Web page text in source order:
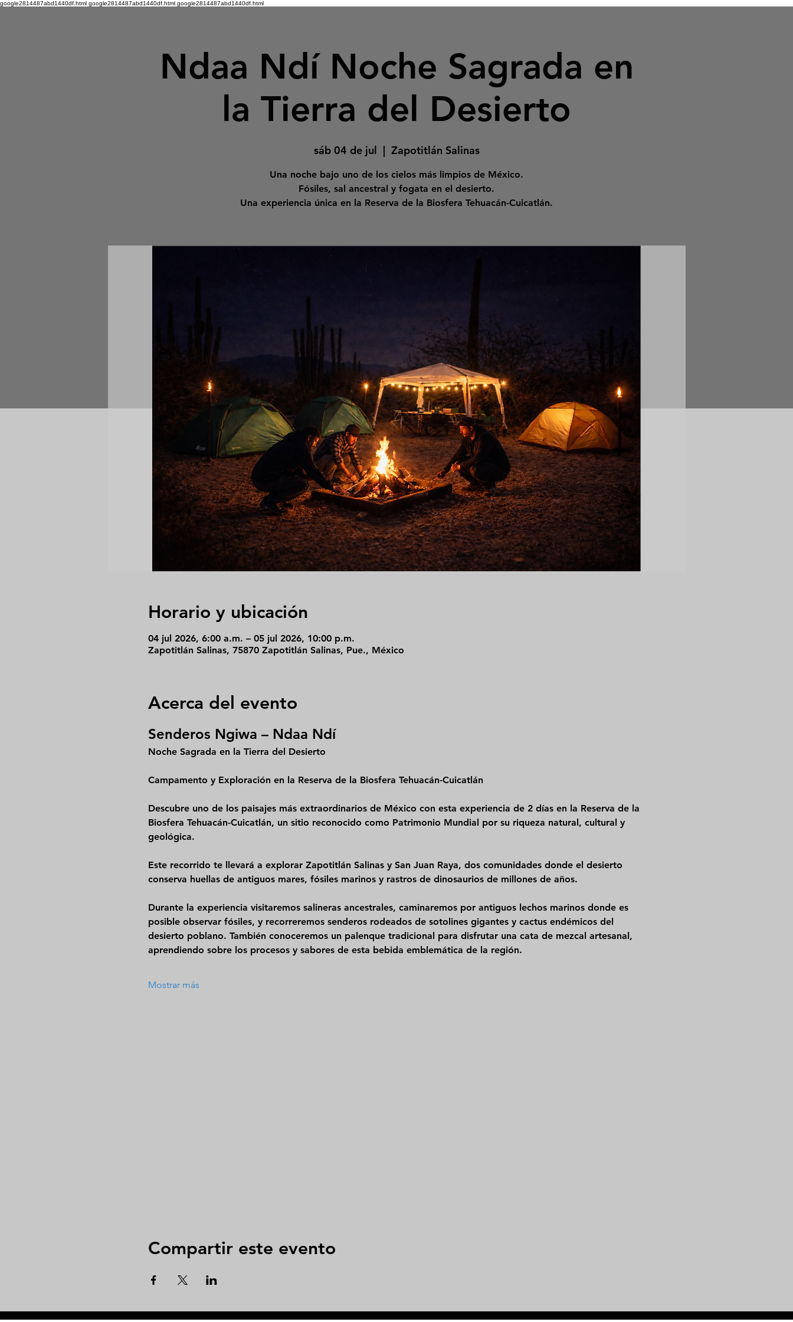
google2814487abd1440df.html google2814487abd1440df.html google2814487abd1440df.html
Ndaa Ndí ​Noche Sagrada en
la Tierra del Desierto
sáb 04 de jul
  |
Zapotitlán Salinas
Una noche bajo uno de los cielos más limpios de México.
Fósiles, sal ancestral y fogata en el desierto.
Una experiencia única en la Reserva de la Biosfera Tehuacán-Cuicatlán.
Horario y ubicación
04 jul 2026, 6:00 a.m. – 05 jul 2026, 10:00 p.m.
Zapotitlán Salinas, 75870 Zapotitlán Salinas, Pue., México
Acerca del evento
Senderos Ngiwa – Ndaa Ndí
​Noche Sagrada en la Tierra del Desierto
Campamento y Exploración en la Reserva de la Biosfera Tehuacán-Cuicatlán
Descubre uno de los paisajes más extraordinarios de México con esta experiencia de 2 días en la Reserva de la
Biosfera Tehuacán-Cuicatlán, un sitio reconocido como Patrimonio Mundial por su riqueza natural, cultural y
geológica.
Este recorrido te llevará a explorar Zapotitlán Salinas y San Juan Raya, dos comunidades donde el desierto
conserva huellas de antiguos mares, fósiles marinos y rastros de dinosaurios de millones de años.
Durante la experiencia visitaremos salineras ancestrales, caminaremos por antiguos lechos marinos donde es
posible observar fósiles, y recorreremos senderos rodeados de sotolines gigantes y cactus endémicos del
desierto poblano. También conoceremos un palenque tradicional para disfrutar una cata de mezcal artesanal,
aprendiendo sobre los procesos y sabores de esta bebida emblemática de la región.
Mostrar más
Compartir este evento